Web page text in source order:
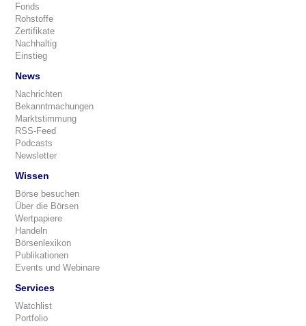
Fonds
Rohstoffe
Zertifikate
Nachhaltig
Einstieg
News
Nachrichten
Bekanntmachungen
Marktstimmung
RSS-Feed
Podcasts
Newsletter
Wissen
Börse besuchen
Über die Börsen
Wertpapiere
Handeln
Börsenlexikon
Publikationen
Events und Webinare
Services
Watchlist
Portfolio